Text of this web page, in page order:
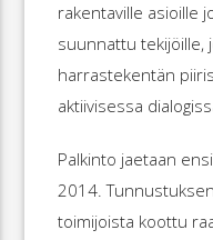
rakentaville asioille
suunnattu tekijöille,
harrastekentän
aktiivisessa
Palkinto jaetaan
2014.
toimijoista koottu